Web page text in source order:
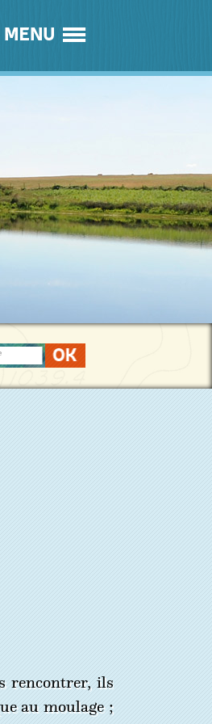
rencontrer, ils
au moulage ;